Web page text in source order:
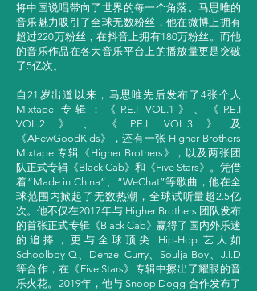
将中国说唱带向了世界的每一个角落。马思唯的
音乐魅力吸引了全球无数粉丝，他在微博上拥有
超过220万粉丝，在抖音上拥有180万粉丝。而他
的音乐作品在各大音乐平台上的播放量更是突破
了5亿次。
自21岁出道以来，马思唯先后发布了4张个人
Mixtape 专辑：《P.E.I VOL.1》、《P.E.I
VOL.2》、《P.E.I VOL.3》及
《AFewGoodKids》，还有一张 Higher Brothers
Mixtape 专辑《Higher Brothers》，以及两张团
队正式专辑《Black Cab》和《Five Stars》。凭借
着“Made in China”、“WeChat”等歌曲，他在全
球范围内掀起了无数热潮，全球试听量超2.5亿
次。他不仅在2017年与 Higher Brothers 团队发布
的首张正式专辑《Black Cab》赢得了国内外乐迷
的追捧，更与全球顶尖 Hip-Hop 艺人如
Schoolboy Q、Denzel Curry、Soulja Boy、J.I.D
等合作，在《Five Stars》专辑中擦出了耀眼的音
乐火花。2019年，他与 Snoop Dogg 合作发布了